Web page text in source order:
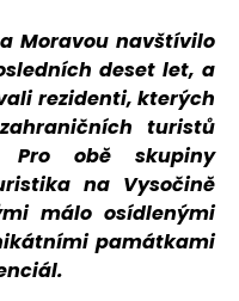
Moravou navštívilo
deset let, a
rezidenti, kterých
turistů
obě skupiny
na Vysočině
málo osídlenými
památkami